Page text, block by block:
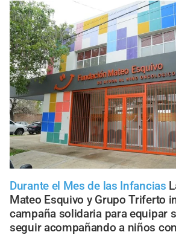
Durante el Mes de las Infancias
Mateo Esquivo y Grupo Triferto
campaña solidaria para equipar
seguir acompañando a niños